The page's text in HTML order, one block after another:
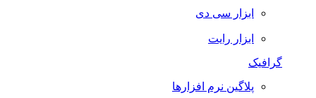
ابزار سی دی
ابزار رایت
گرافیک
پلاگین نرم افزارها